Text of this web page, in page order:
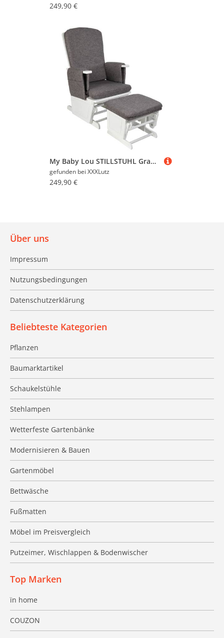
249,90 €
My Baby Lou STILLSTUHL Grau, Weiß 56x101x73 cm
gefunden bei XXXLutz
249,90 €
Über uns
Impressum
Nutzungsbedingungen
Datenschutzerklärung
Beliebteste Kategorien
Pflanzen
Baumarktartikel
Schaukelstühle
Stehlampen
Wetterfeste Gartenbänke
Modernisieren & Bauen
Gartenmöbel
Bettwäsche
Fußmatten
Möbel im Preisvergleich
Putzeimer, Wischlappen & Bodenwischer
Top Marken
ïn home
COUZON